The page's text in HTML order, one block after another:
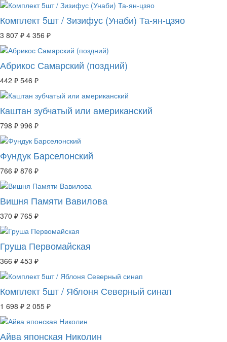
Комплект 5шт / Зизифус (Унаби) Та-ян-цзяо
3 807 ₽ 4 356 ₽
Абрикос Самарский (поздний)
442 ₽ 546 ₽
Каштан зубчатый или американский
798 ₽ 996 ₽
Фундук Барселонский
766 ₽ 876 ₽
Вишня Памяти Вавилова
370 ₽ 765 ₽
Груша Первомайская
366 ₽ 453 ₽
Комплект 5шт / Яблоня Северный синап
1 698 ₽ 2 055 ₽
Айва японская Николин